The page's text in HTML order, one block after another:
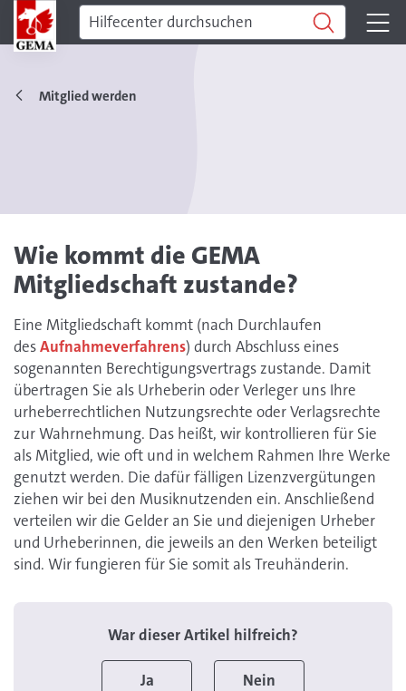
Mitglied werden
Wie kommt die GEMA
Mitgliedschaft zustande?
Eine Mitgliedschaft kommt (nach Durchlaufen
desAufnahmeverfahrens) durch Abschluss eines
sogenannten Berechtigungsvertrags zustande. Damit
übertragen Sie als Urheberin oder Verleger uns Ihre
urheberrechtlichen Nutzungsrechte oder Verlagsrechte
zur Wahrnehmung. Das heißt, wir kontrollieren für Sie
als Mitglied, wie oft und in welchem Rahmen Ihre Werke
genutzt werden. Die dafür fälligen Lizenzvergütungen
ziehen wir bei den Musiknutzenden ein. Anschließend
verteilen wir die Gelder an Sie und diejenigen Urheber
und Urheberinnen, die jeweils an den Werken beteiligt
sind. Wir fungieren für Sie somit als Treuhänderin.
War dieser Artikel hilfreich?
Ja Nein